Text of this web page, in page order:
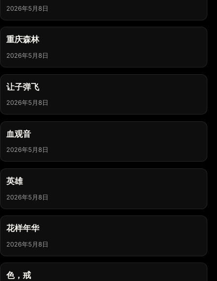
2026年5月8日
重庆森林
2026年5月8日
让子弹飞
2026年5月8日
血观音
2026年5月8日
英雄
2026年5月8日
花样年华
2026年5月8日
色，戒